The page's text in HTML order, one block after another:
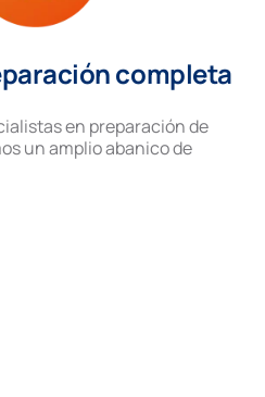
completa
en preparación de
un amplio abanico de